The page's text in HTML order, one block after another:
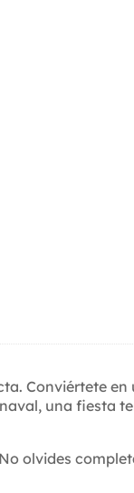
Conviértete
una fiesta
olvides